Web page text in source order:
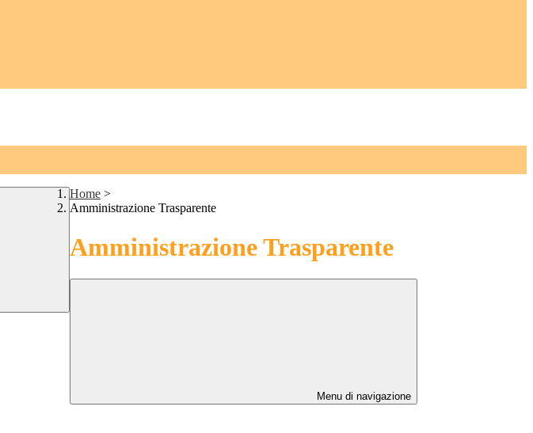
Home >
Amministrazione Trasparente
Amministrazione Trasparente
Menu di navigazione